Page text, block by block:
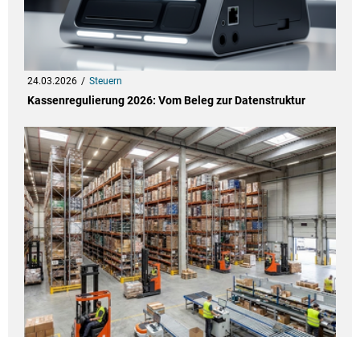
24.03.2026 Steuern
Kassenregulierung 2026: Vom Beleg zur Datenstruktur